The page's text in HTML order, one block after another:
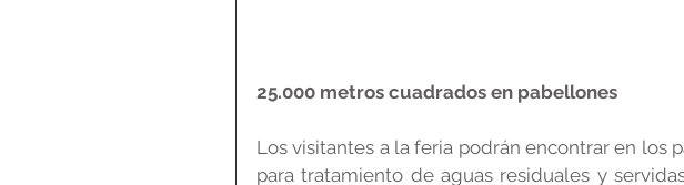
25.000 metros cuadrados en pabellones
Los visitantes a la feria podrán encontrar en los
para tratamiento de aguas residuales y